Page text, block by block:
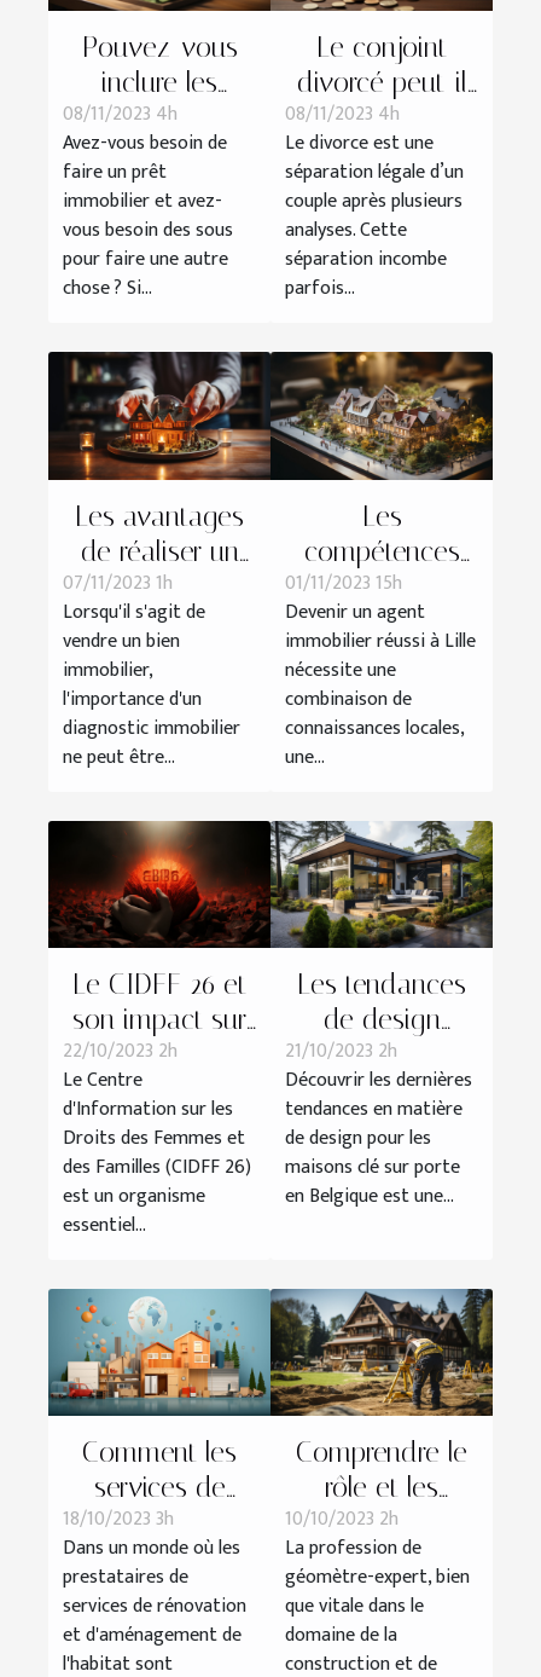
Pouvez-vous
inclure les
travaux à votre
prêt immobilier ?
08/11/2023 4h
Avez-vous besoin de
faire un prêt
immobilier et avez-
vous besoin des sous
pour faire une autre
chose ? Si...
Le conjoint
divorcé peut-il
bénéficier de la
pension de
réversion ?
08/11/2023 4h
Le divorce est une
séparation légale d’un
couple après plusieurs
analyses. Cette
séparation incombe
parfois...
Les avantages
de réaliser un
diagnostic
immobilier avant
la vente
07/11/2023 1h
Lorsqu'il s'agit de
vendre un bien
immobilier,
l'importance d'un
diagnostic immobilier
ne peut être...
Les
compétences
essentielles d'un
agent immobilier
à Lille
01/11/2023 15h
Devenir un agent
immobilier réussi à Lille
nécessite une
combinaison de
connaissances locales,
une...
Le CIDFF 26 et
son impact sur
l'économie
locale
22/10/2023 2h
Le Centre
d'Information sur les
Droits des Femmes et
des Familles (CIDFF 26)
est un organisme
essentiel...
Les tendances
de design
actuelles pour
les maisons clé
sur porte en
Belgique
21/10/2023 2h
Découvrir les dernières
tendances en matière
de design pour les
maisons clé sur porte
en Belgique est une...
Comment les
services de
Camif Habitat se
comparent-ils
aux autres
prestataires ?
18/10/2023 3h
Dans un monde où les
prestataires de
services de rénovation
et d'aménagement de
l'habitat sont
Comprendre le
rôle et les
responsabilités
d'un géomètre-
expert
10/10/2023 2h
La profession de
géomètre-expert, bien
que vitale dans le
domaine de la
construction et de